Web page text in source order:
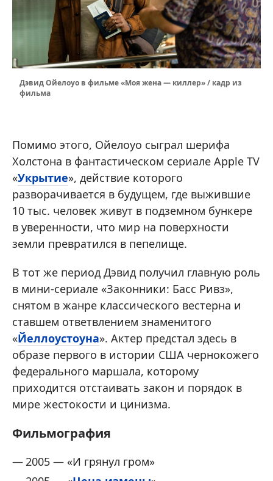
Дэвид Ойелоуо в фильме «Моя жена — киллер» / кадр из
фильма
Помимо этого, Ойелоуо сыграл шерифа
Холстона в фантастическом сериале Apple TV
«Укрытие», действие которого
разворачивается в будущем, где выжившие
10 тыс. человек живут в подземном бункере
в уверенности, что мир на поверхности
земли превратился в пепелище.
В тот же период Дэвид получил главную роль
в мини-сериале «Законники: Басс Ривз»,
снятом в жанре классического вестерна и
ставшем ответвлением знаменитого
«Йеллоустоуна». Актер предстал здесь в
образе первого в истории США чернокожего
федерального маршала, которому
приходится отстаивать закон и порядок в
мире жестокости и цинизма.
Фильмография
2005 — «И грянул гром»